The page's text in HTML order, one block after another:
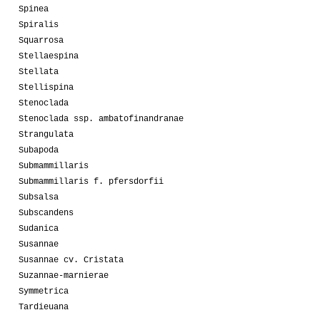
Spinea
Spiralis
Squarrosa
Stellaespina
Stellata
Stellispina
Stenoclada
Stenoclada ssp. ambatofinandranae
Strangulata
Subapoda
Submammillaris
Submammillaris f. pfersdorfii
Subsalsa
Subscandens
Sudanica
Susannae
Susannae cv. Cristata
Suzannae-marnierae
Symmetrica
Tardieuana